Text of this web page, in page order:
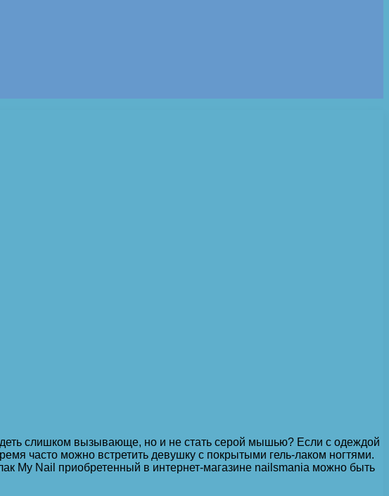
слишком вызывающе, но и не стать серой мышью? Если с одеждой
часто можно встретить девушку с покрытыми гель-лаком ногтями.
My Nail приобретенный в интернет-магазине nailsmania можно быть